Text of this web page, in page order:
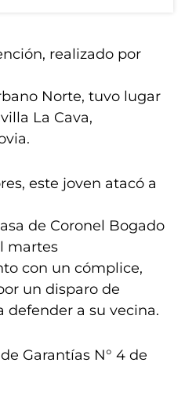
realizado por
Norte, tuvo lugar
La Cava,
este joven atacó a
de Coronel Bogado
martes
con un cómplice,
un disparo de
defender a su vecina.
Garantías N° 4 de